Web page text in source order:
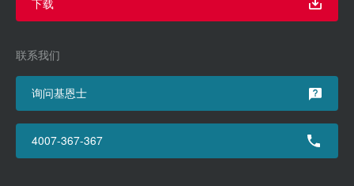
下载
联系我们
询问基恩士
4007-367-367